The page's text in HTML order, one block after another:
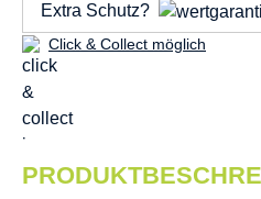
Extra Schutz?
Click & Collect möglich